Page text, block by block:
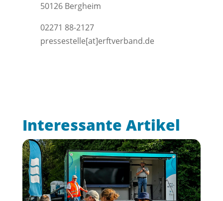
50126 Bergheim
02271 88-2127
pressestelle[at]erftverband.de
Interessante Artikel